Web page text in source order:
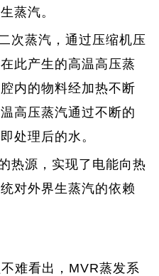
蒸汽。
次蒸汽，通过压缩机压
此产生的高温高压蒸
内的物料经加热不断
高压蒸汽通过不断的
处理后的水。
热源，实现了电能向热
对外界生蒸汽的依赖
难看出，MVR蒸发系